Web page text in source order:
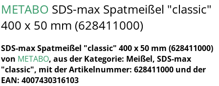
METABO SDS-max Spatmeißel "classic"
400 x 50 mm (628411000)
SDS-max Spatmeißel "classic" 400 x 50 mm (628411000)
von METABO, aus der Kategorie: Meißel, SDS-max
"classic", mit der Artikelnummer: 628411000 und der
EAN: 4007430316103